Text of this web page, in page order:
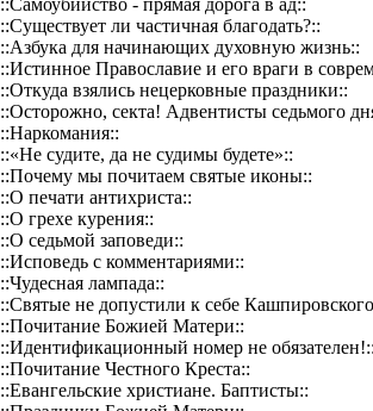
::Существует ли частичная благодать?::
::Азбука для начинающих духовную жизнь::
::Истинное Православие и его враги в
::Откуда взялись нецерковные праздники::
::Осторожно, секта! Адвентисты седьмого
::Наркомания::
::«Не судите, да не судимы будете»::
::Почему мы почитаем святые иконы::
::О печати антихриста::
::О грехе курения::
::О седьмой заповеди::
::Исповедь с комментариями::
::Чудесная лампада::
::Святые не допустили к себе
::Почитание Божией Матери::
::Идентификационный номер не обязателен!::
::Почитание Честного Креста::
::Евангельские христиане. Баптисты::